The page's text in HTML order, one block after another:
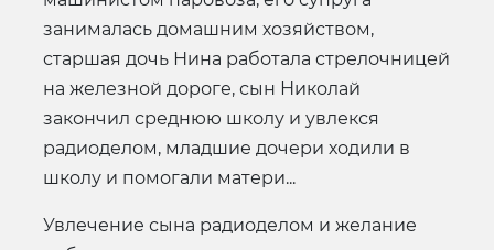
занималась домашним хозяйством,
старшая дочь Нина работала стрелочницей
на железной дороге, сын Николай
закончил среднюю школу и увлекся
радиоделом, младшие дочери ходили в
школу и помогали матери...
Увлечение сына радиоделом и желание